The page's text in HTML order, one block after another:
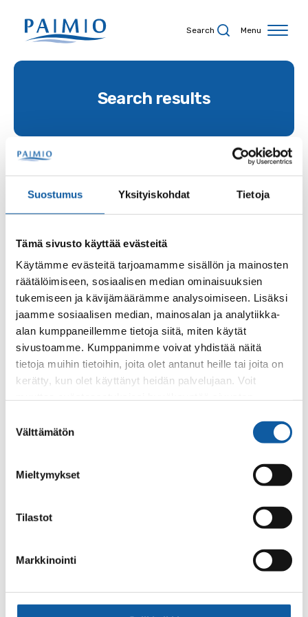
Suostumus Yksityiskohdat Tietoja
Tämä sivusto käyttää evästeitä
Käytämme evästeitä tarjoamamme sisällön ja mainosten
räätälöimiseen, sosiaalisen median ominaisuuksien
tukemiseen ja kävijämäärämme analysoimiseen. Lisäksi
jaamme sosiaalisen median, mainosalan ja analytiikka-
alan kumppaneillemme tietoja siitä, miten käytät
sivustoamme. Kumppanimme voivat yhdistää näitä
tietoja muihin tietoihin, joita olet antanut heille tai joita on
kerätty, kun olet käyttänyt heidän palvelujaan. Voit
valinta
Välttämätön
Mieltymykset
Tilastot
Markkinointi
Search Menu
Search results
Search term
Content type
2 results found for "paltanpuisto"
Pages
The wellbeing services county of Southwest Finland
and health care for residents in Paimio. Below you...
Pages